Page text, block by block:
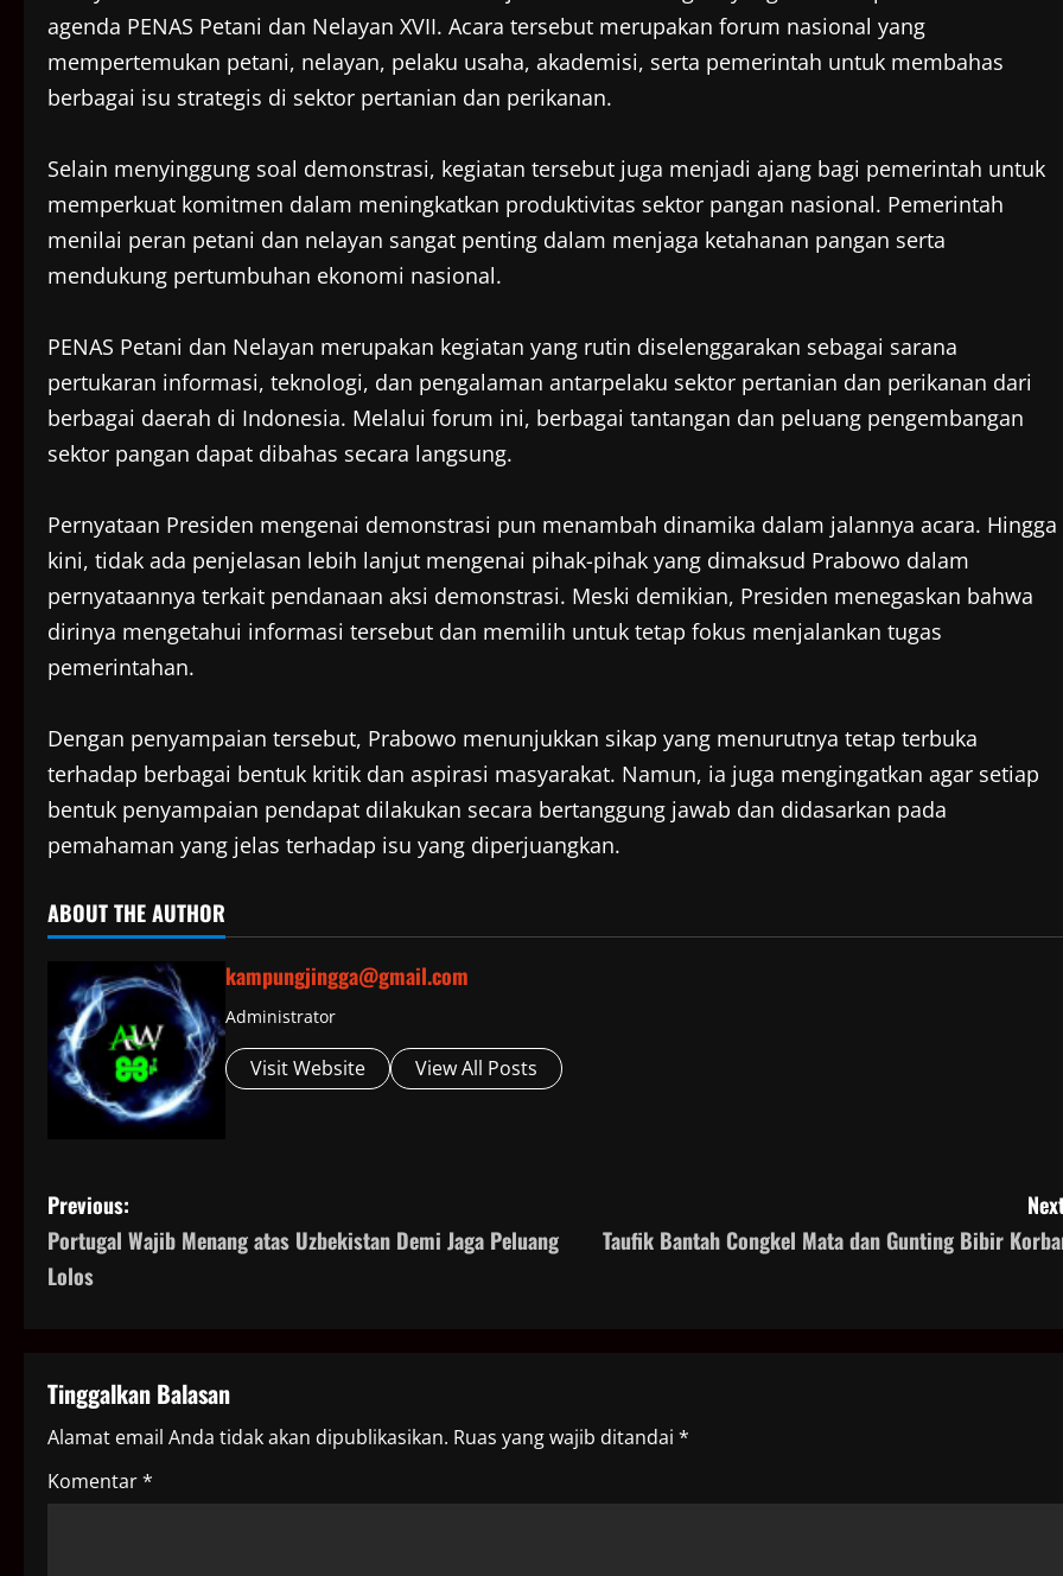
agenda PENAS Petani dan Nelayan XVII. Acara tersebut merupakan forum nasional yang
mempertemukan petani, nelayan, pelaku usaha, akademisi, serta pemerintah untuk membahas
berbagai isu strategis di sektor pertanian dan perikanan.
Selain menyinggung soal demonstrasi, kegiatan tersebut juga menjadi ajang bagi pemerintah untuk
memperkuat komitmen dalam meningkatkan produktivitas sektor pangan nasional. Pemerintah
menilai peran petani dan nelayan sangat penting dalam menjaga ketahanan pangan serta
mendukung pertumbuhan ekonomi nasional.
PENAS Petani dan Nelayan merupakan kegiatan yang rutin diselenggarakan sebagai sarana
pertukaran informasi, teknologi, dan pengalaman antarpelaku sektor pertanian dan perikanan dari
berbagai daerah di Indonesia. Melalui forum ini, berbagai tantangan dan peluang pengembangan
sektor pangan dapat dibahas secara langsung.
Pernyataan Presiden mengenai demonstrasi pun menambah dinamika dalam jalannya acara. Hingga
kini, tidak ada penjelasan lebih lanjut mengenai pihak-pihak yang dimaksud Prabowo dalam
pernyataannya terkait pendanaan aksi demonstrasi. Meski demikian, Presiden menegaskan bahwa
dirinya mengetahui informasi tersebut dan memilih untuk tetap fokus menjalankan tugas
pemerintahan.
Dengan penyampaian tersebut, Prabowo menunjukkan sikap yang menurutnya tetap terbuka
terhadap berbagai bentuk kritik dan aspirasi masyarakat. Namun, ia juga mengingatkan agar setiap
bentuk penyampaian pendapat dilakukan secara bertanggung jawab dan didasarkan pada
pemahaman yang jelas terhadap isu yang diperjuangkan.
ABOUT THE AUTHOR
kampungjingga@gmail.com
Administrator
Visit Website View All Posts
P
o
n
a
v
Previous:
Portugal Wajib Menang atas Uzbekistan Demi Jaga Peluang
Lolos
Taufik Bantah Congkel Mata dan Gunting Bibir
Tinggalkan Balasan
Alamat email Anda tidak akan dipublikasikan. Ruas yang wajib ditandai *
Komentar*